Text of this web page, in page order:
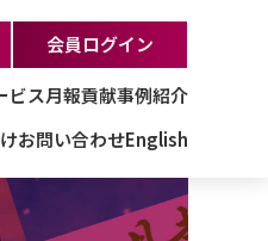
会員ログイン
ビス月報貢献事例紹介
お問い合わせEnglish